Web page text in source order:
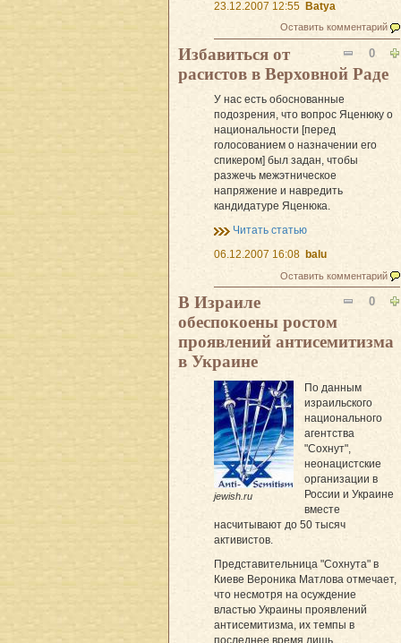
23.12.2007 12:55 Batya
Оставить комментарий
0
Избавиться от
расистов в Верховной Раде
У нас есть обоснованные
подозрения, что вопрос Яценюку о
национальности [перед
голосованием о назначении его
спикером] был задан, чтобы
разжечь межэтническое
напряжение и навредить
кандидатуре Яценюка.
Читать статью
06.12.2007 16:08 balu
Оставить комментарий
0
В Израиле
обеспокоены ростом
проявлений антисемитизма
в Украине
jewish.ru
По данным
израильского
национального
агентства
"Сохнут",
неонацистские
организации в
России и Украине
вместе
насчитывают до 50 тысяч
активистов.
Представительница "Сохнута" в
Киеве Вероника Матлова отмечает,
что несмотря на осуждение
властью Украины проявлений
антисемитизма, их темпы в
последнее время лишь